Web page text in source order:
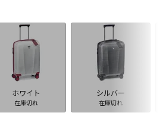
ホワイト
在庫切れ
シルバー
在庫切れ